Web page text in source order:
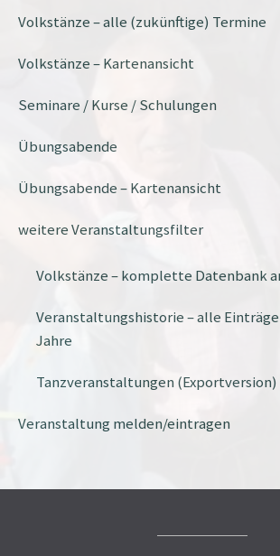
Volkstänze – alle (zukünftige) Termine
Volkstänze – Kartenansicht
Seminare / Kurse / Schulungen
Übungsabende
Übungsabende – Kartenansicht
weitere Veranstaltungsfilter
Volkstänze – komplette Datenbank
Veranstaltungshistorie – alle
Jahre
Tanzveranstaltungen (Exportversion)
Veranstaltung melden/eintragen